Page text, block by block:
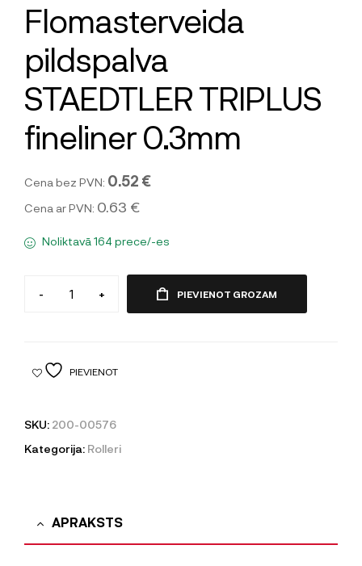
Flomasterveida
pildspalva
STAEDTLER TRIPLUS
fineliner 0.3mm
Cena bez PVN: 0.52 €
Cena ar PVN: 0.63 €
Noliktavā 164 prece/-es
- + PIEVIENOT GROZAM
PIEVIENOT
SKU: 200-00576
Kategorija: Rolleri
APRAKSTS